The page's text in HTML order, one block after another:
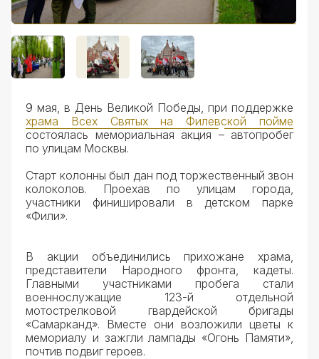
9 мая, в День Великой Победы, при поддержке
храма Всех Святых на Филевской пойме
состоялась мемориальная акция –автопробег
по улицам Москвы.
Старт колонны был дан под торжественный звон
колоколов. Проехав по улицам города,
участники финишировали в детском парке
«Фили».
В акции объединились прихожане храма,
представители Народного фронта, кадеты.
Главными участниками пробега стали
военнослужащие 123-й отдельной
мотострелковой гвардейской бригады
«Самарканд». Вместе они возложили цветы к
мемориалу и зажгли лампады «Огонь Памяти»,
почтив подвиг героев.